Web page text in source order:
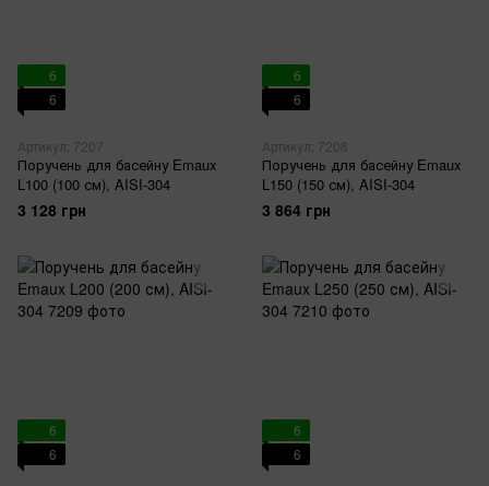
6
6
Артикул: 7207
Поручень для басейну Emaux
L100 (100 см), AISI-304
3 128 грн
6
6
Артикул: 7208
Поручень для басейну Emaux
L150 (150 см), AISI-304
3 864 грн
6
6
6
6